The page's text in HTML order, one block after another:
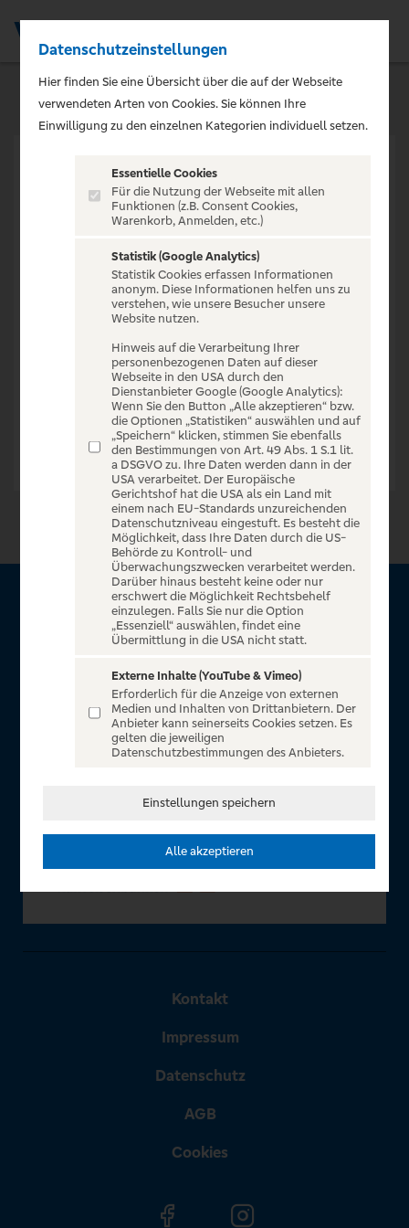
VERANSTALTUNG NICHT
GEFUNDEN
Zur Startseite
Über VR Entertain
für alle Kunden der Volksbanken Raiffeisenbanken. Auf
unserem einzigartigen Portal finden Sie Tickets für
atemberaubende Konzerte, Musicals und Shows, die
Fußball-Bundesliga sowie die Champions League und die
In Zusammenarbeit mit
Kontakt
Impressum
Datenschutz
AGB
Cookies
Datenschutzeinstellungen
Hier finden Sie eine Übersicht über die auf der Webseite
verwendeten Arten von Cookies. Sie können Ihre
Einwilligung zu den einzelnen Kategorien individuell setzen.
Essentielle Cookies
Für die Nutzung der Webseite mit allen
Funktionen (z.B. Consent Cookies,
Warenkorb, Anmelden, etc.)
Statistik (Google Analytics)
Statistik Cookies erfassen Informationen
anonym. Diese Informationen helfen uns zu
verstehen, wie unsere Besucher unsere
Website nutzen.
Hinweis auf die Verarbeitung Ihrer
personenbezogenen Daten auf dieser
Webseite in den USA durch den
Dienstanbieter Google (Google Analytics):
Wenn Sie den Button „Alle akzeptieren“ bzw.
die Optionen „Statistiken“ auswählen und auf
„Speichern“ klicken, stimmen Sie ebenfalls
den Bestimmungen von Art. 49 Abs. 1 S.1 lit.
a DSGVO zu. Ihre Daten werden dann in der
USA verarbeitet. Der Europäische
Gerichtshof hat die USA als ein Land mit
einem nach EU-Standards unzureichenden
Datenschutzniveau eingestuft. Es besteht die
Möglichkeit, dass Ihre Daten durch die US-
Behörde zu Kontroll- und
Überwachungszwecken verarbeitet werden.
Darüber hinaus besteht keine oder nur
erschwert die Möglichkeit Rechtsbehelf
einzulegen. Falls Sie nur die Option
„Essenziell“ auswählen, findet eine
Übermittlung in die USA nicht statt.
Externe Inhalte (YouTube & Vimeo)
Erforderlich für die Anzeige von externen
Medien und Inhalten von Drittanbietern. Der
Anbieter kann seinerseits Cookies setzen. Es
gelten die jeweiligen
Datenschutzbestimmungen des Anbieters.
Einstellungen speichern
Alle akzeptieren